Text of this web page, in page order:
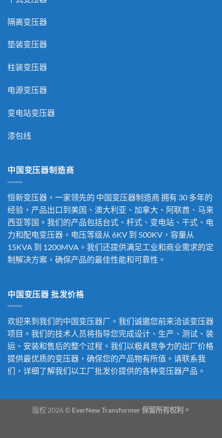
隔离变压器
垫装变压器
柱装变压器
电源变压器
变电站变压器
漆包线
中国变压器制造商
恒新变压器，一家领先的 中国变压器制造商 拥有 30 多年的
经验，产品出口到美国、澳大利亚、加拿大、阿联酋、马来
西亚等国。我们的产品包括台式、杆式、变电站、干式、电
力和配电变压器，电压等级从 6KV 到 500KV，容量从
15KVA 到 1200MVA。我们还提供满足工业和商业需求的定
制解决方案，确保产品的最佳性能和可靠性。
中国变压器 批发价格
欢迎来到我们的中国变压器厂。我们诚邀您前来洽谈变压器
项目。我们的技术人员将指导您完成设计、生产、测试、装
运、安装和售后的整个过程。我们以极具竞争力的出厂价格
提供最优质的变压器，确保您的产品物有所值。请联系我
们，详细了解我们以工厂批发价提供的各种变压器产品。
版权 2026 © EverNew Transformer 保留所有权利。